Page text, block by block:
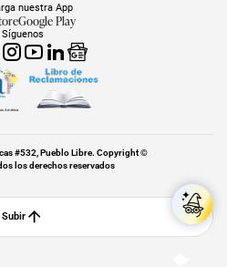
Síguenos
nuestra App
Google Play
América
#532, Pueblo Libre. Copyright ©
los derechos reservados
Subir